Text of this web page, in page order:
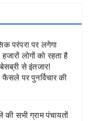
परंपरा पर लगेगा
लोगों को रहता है
से इंतजार!
पर पुनर्विचार की
सभी ग्राम पंचायतों